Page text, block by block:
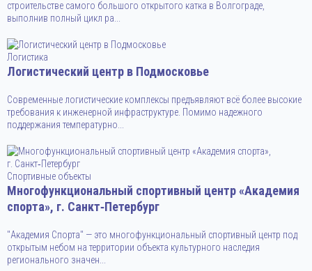
строительстве самого большого открытого катка в Волгограде,
выполнив полный цикл ра...
Логистика
Логистический центр в Подмосковье
Современные логистические комплексы предъявляют всё более высокие
требования к инженерной инфраструктуре. Помимо надежного
поддержания температурно...
Спортивные объекты
Многофункциональный спортивный центр «Академия
спорта», г. Санкт‑Петербург
"Академия Спорта" — это многофункциональный спортивный центр под
открытым небом на территории объекта культурного наследия
регионального значен...